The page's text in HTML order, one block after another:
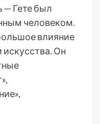
— Гете был
человеком.
влияние
искусства. Он